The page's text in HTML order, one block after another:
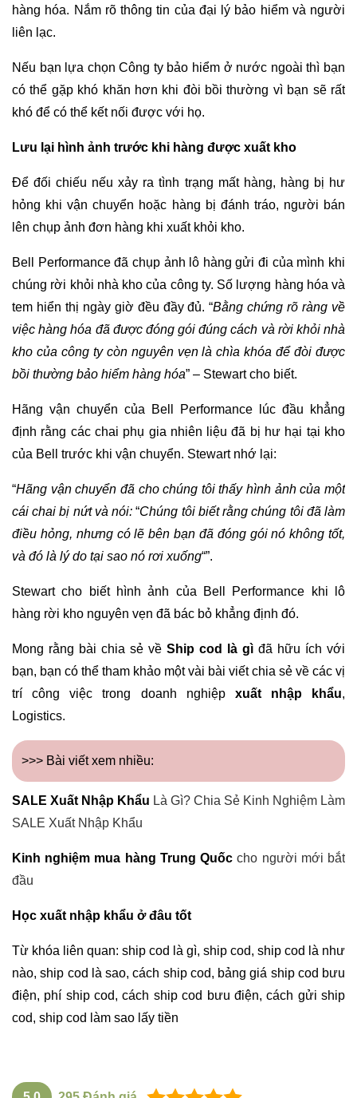
hàng hóa. Nắm rõ thông tin của đại lý bảo hiểm và người
liên lạc.
Nếu bạn lựa chọn Công ty bảo hiểm ở nước ngoài thì bạn
có thể gặp khó khăn hơn khi đòi bồi thường vì bạn sẽ rất
khó để có thể kết nối được với họ.
Lưu lại hình ảnh trước khi hàng được xuất kho
Để đối chiếu nếu xảy ra tình trạng mất hàng, hàng bị hư
hỏng khi vận chuyển hoặc hàng bị đánh tráo, người bán
lên chụp ảnh đơn hàng khi xuất khỏi kho.
Bell Performance đã chụp ảnh lô hàng gửi đi của mình khi
chúng rời khỏi nhà kho của công ty. Số lượng hàng hóa và
tem hiển thị ngày giờ đều đầy đủ. “Bằng chứng rõ ràng về
việc hàng hóa đã được đóng gói đúng cách và rời khỏi nhà
kho của công ty còn nguyên vẹn là chìa khóa để đòi được
bồi thường bảo hiểm hàng hóa” – Stewart cho biết.
Hãng vận chuyển của Bell Performance lúc đầu khẳng
định rằng các chai phụ gia nhiên liệu đã bị hư hại tại kho
của Bell trước khi vận chuyển. Stewart nhớ lại:
“Hãng vận chuyển đã cho chúng tôi thấy hình ảnh của một
cái chai bị nứt và nói: “Chúng tôi biết rằng chúng tôi đã làm
điều hỏng, nhưng có lẽ bên bạn đã đóng gói nó không tốt,
và đó là lý do tại sao nó rơi xuống“”.
Stewart cho biết hình ảnh của Bell Performance khi lô
hàng rời kho nguyên vẹn đã bác bỏ khẳng định đó.
Mong rằng bài chia sẻ về Ship cod là gì đã hữu ích với
bạn, bạn có thể tham khảo một vài bài viết chia sẻ về các vị
trí công việc trong doanh nghiệp xuất nhập khẩu,
Logistics.
>>> Bài viết xem nhiều:
SALE Xuất Nhập Khẩu Là Gì? Chia Sẻ Kinh Nghiệm Làm
SALE Xuất Nhập Khẩu
Kinh nghiệm mua hàng Trung Quốc cho người mới bắt
đầu
Học xuất nhập khẩu ở đâu tốt
Từ khóa liên quan: ship cod là gì, ship cod, ship cod là như
nào, ship cod là sao, cách ship cod, bảng giá ship cod bưu
điện, phí ship cod, cách ship cod bưu điện, cách gửi ship
cod, ship cod làm sao lấy tiền